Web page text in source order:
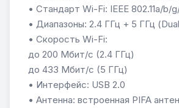
• Стандарт Wi-Fi: IEEE 802.11a/b/
• Диапазоны: 2.4 ГГц + 5 ГГц
• Скорость Wi-Fi:
до 200 Мбит/с (2.4 ГГц)
до 433 Мбит/с (5 ГГц)
• Интерфейс: USB 2.0
• Антенна: встроенная PIFA